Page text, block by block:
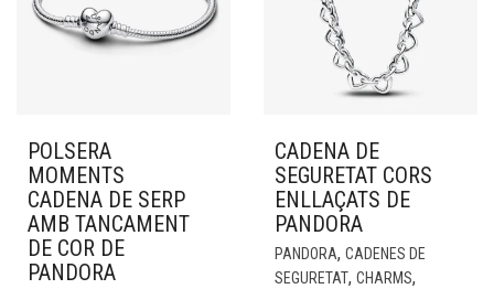
POLSERA
MOMENTS
CADENA DE SERP
AMB TANCAMENT
DE COR DE
PANDORA
CADENA DE
SEGURETAT CORS
ENLLAÇATS DE
PANDORA
PANDORA, CADENES DE
SEGURETAT, CHARMS,